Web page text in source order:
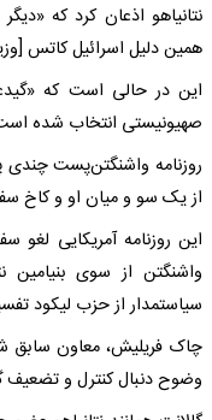
نتانیاهو اذعان کرد که
همین دلیل اسرائیل کاتس
این در حالی است که
صهیونیستی انتخاب شده
روزنامه واشنگتن‌پست چندی
از یک سو و میان او و کاخ
این روزنامه آمریکایی لغو
واشنگتن از سوی بنیامین
سیاستمدار از حزب لیکود
چاک فریلیش، معاون سابق
وضوح دنبال کنترل و تضعیف